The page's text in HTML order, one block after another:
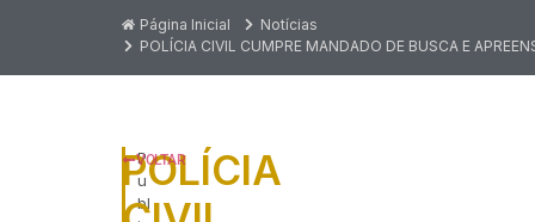
Página Inicial
Notícias
POLÍCIA CIVIL CUMPRE MANDADO DE BUSCA E
P
u
bl
POLÍCIA
VOLTAR